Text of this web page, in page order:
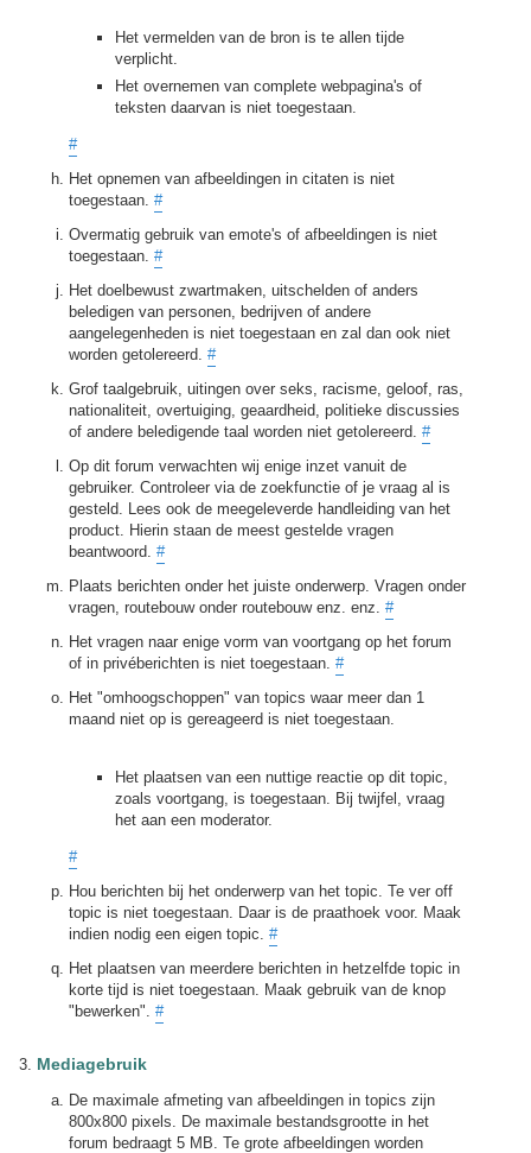
Het vermelden van de bron is te allen tijde
verplicht.
Het overnemen van complete webpagina's of
teksten daarvan is niet toegestaan.
#
Het opnemen van afbeeldingen in citaten is niet
toegestaan. #
Overmatig gebruik van emote's of afbeeldingen is niet
toegestaan. #
Het doelbewust zwartmaken, uitschelden of anders
beledigen van personen, bedrijven of andere
aangelegenheden is niet toegestaan en zal dan ook niet
worden getolereerd. #
Grof taalgebruik, uitingen over seks, racisme, geloof, ras,
nationaliteit, overtuiging, geaardheid, politieke discussies
of andere beledigende taal worden niet getolereerd. #
Op dit forum verwachten wij enige inzet vanuit de
gebruiker. Controleer via de zoekfunctie of je vraag al is
gesteld. Lees ook de meegeleverde handleiding van het
product. Hierin staan de meest gestelde vragen
beantwoord. #
Plaats berichten onder het juiste onderwerp. Vragen onder
vragen, routebouw onder routebouw enz. enz. #
Het vragen naar enige vorm van voortgang op het forum
of in privéberichten is niet toegestaan. #
Het "omhoogschoppen" van topics waar meer dan 1
maand niet op is gereageerd is niet toegestaan.
Het plaatsen van een nuttige reactie op dit topic,
zoals voortgang, is toegestaan. Bij twijfel, vraag
het aan een moderator.
#
Hou berichten bij het onderwerp van het topic. Te ver off
topic is niet toegestaan. Daar is de praathoek voor. Maak
indien nodig een eigen topic. #
Het plaatsen van meerdere berichten in hetzelfde topic in
korte tijd is niet toegestaan. Maak gebruik van de knop
"bewerken". #
Mediagebruik
De maximale afmeting van afbeeldingen in topics zijn
800x800 pixels. De maximale bestandsgrootte in het
forum bedraagt 5 MB. Te grote afbeeldingen worden